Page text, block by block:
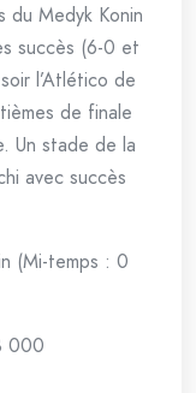
du Medyk Konin
succès (6-0 et
l’Atlético de
de finale
Un stade de la
avec succès
(Mi-temps : 0
000